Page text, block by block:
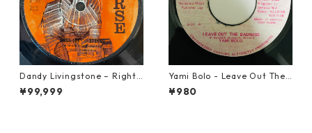
Dandy Livingstone – Right
On Brother【7-21946】
¥99,999
Yami Bolo - Leave Out The
Badness 【7-10916】
¥980